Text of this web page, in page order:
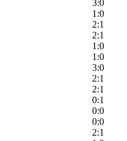
3:0
1:0
2:1
2:1
1:0
1:0
3:0
2:1
2:1
0:1
0:0
0:0
2:1